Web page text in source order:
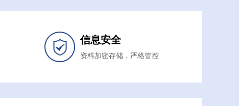
信息安全
资料加密存储，严格管控